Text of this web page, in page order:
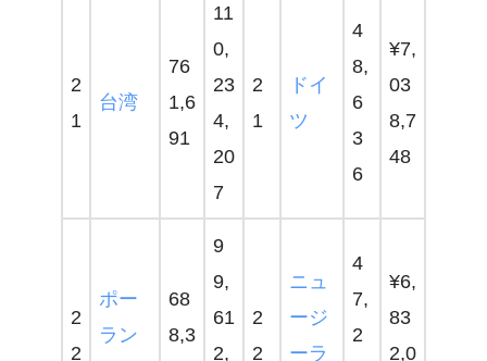
2
1
台湾
76
1,6
91
11
0,
23
4,
20
7
2
1
ドイ
ツ
4
8,
6
3
6
¥7,
03
8,7
48
2
2
ポー
ラン
68
8,3
9
9,
61
2,
2
2
ニュ
ージ
ーラ
4
7,
2
¥6,
83
2,0